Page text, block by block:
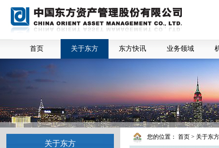
首页 关于东方 东方快讯 业务领域
关于东方
您的位置： 首页 > 关于东方